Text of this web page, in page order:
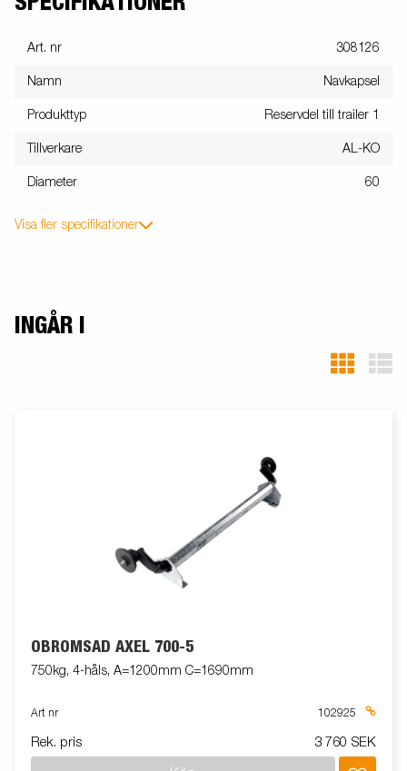
Art. nr 308126
Namn Navkapsel
Produkttyp Reservdel till trailer 1
Tillverkare AL-KO
Diameter 60
Visa fler specifikationer
INGÅR I
OBROMSAD AXEL 700-5
750kg, 4-håls, A=1200mm C=1690mm
Art nr 102925
Rek. pris 3 760 SEK